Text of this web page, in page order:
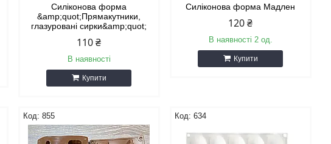
Силіконова форма
&amp;quot;Прямакутники,
глазуровані сирки&amp;quot;
110 ₴
В наявності
Купити
Силіконова форма Мадлен
120 ₴
В наявності 2 од.
Купити
855 634